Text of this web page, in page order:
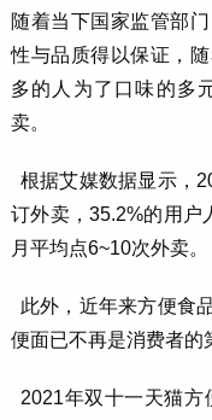
随着当下国家监管部
性与品质得以保证，
多的人为了口味的多
卖。
根据艾媒数据显示，
订外卖，35.2%的用户
月平均点6~10次外卖。
此外，近年来方便食
便面已不再是消费者的
2021年双十一天猫方